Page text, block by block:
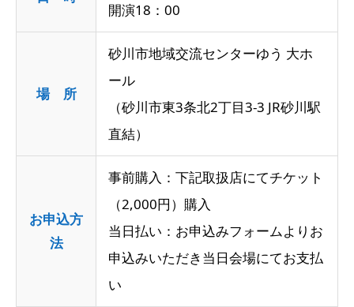
開演18：00
場 所
砂川市地域交流センターゆう 大ホ
ール
（砂川市東3条北2丁目3-3 JR砂川駅
直結）
お申込方
法
事前購入：下記取扱店にてチケット
（2,000円）購入
当日払い：お申込みフォームよりお
申込みいただき当日会場にてお支払
い